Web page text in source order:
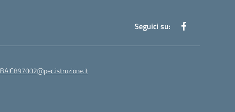
Seguici su:
BAIC897002@pec.istruzione.it